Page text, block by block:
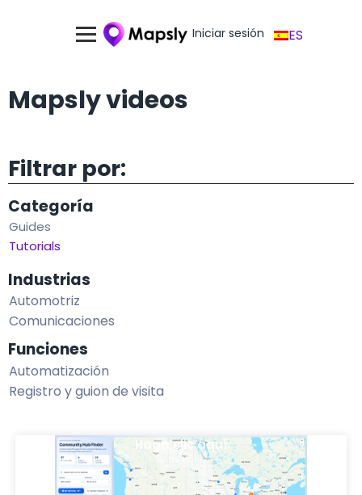
Iniciar sesión ES
Mapsly videos
Filtrar por:
Categoría
Guides
Tutorials
Industrias
Automotriz
Comunicaciones
Funciones
Automatización
Registro y guion de visita
Haga clic aquí